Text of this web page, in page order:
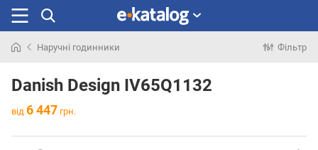
раніше
Наручні годинники Фільтр
Danish Design IV65Q1132
від 6 447 грн.